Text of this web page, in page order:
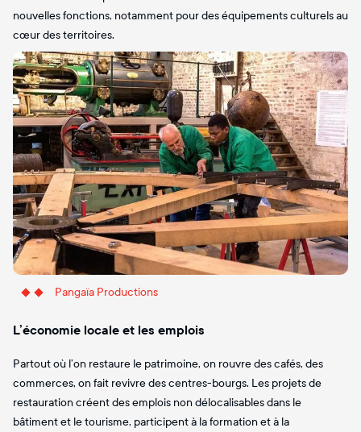
nouvelles fonctions, notamment pour des équipements culturels au
cœur des territoires.
Pangaïa Productions
L’économie locale et les emplois
Partout où l’on restaure le patrimoine, on rouvre des cafés, des
commerces, on fait revivre des centres-bourgs. Les projets de
restauration créent des emplois non délocalisables dans le
bâtiment et le tourisme, participent à la formation et à la